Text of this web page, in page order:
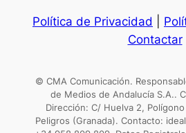
Política de Privacidad
Contactar
© CMA Comunicación.
de Medios de Andalucía S.A..
Dirección: C/ Huelva 2, Polígono
Peligros (Granada). Contacto: